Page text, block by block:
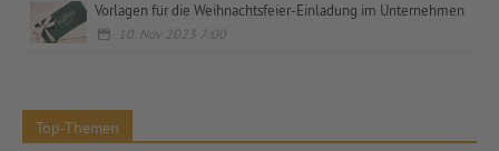
Vorlagen für die Weihnachtsfeier-Einladung im Unternehmen
10. Nov 2023 7:00
Top-Themen